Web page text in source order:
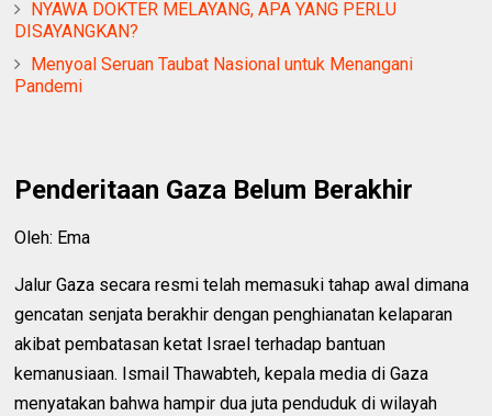
NYAWA DOKTER MELAYANG, APA YANG PERLU
DISAYANGKAN?
Menyoal Seruan Taubat Nasional untuk Menangani
Pandemi
Penderitaan Gaza Belum Berakhir
Oleh: Ema
Jalur Gaza secara resmi telah memasuki tahap awal dimana
gencatan senjata berakhir dengan penghianatan kelaparan
akibat pembatasan ketat Israel terhadap bantuan
kemanusiaan. Ismail Thawabteh, kepala media di Gaza
menyatakan bahwa hampir dua juta penduduk di wilayah